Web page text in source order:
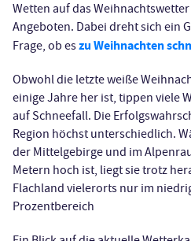
Wetten auf das
Angeboten. Dabei dreht sich ein
Frage, ob eszu Weihnachten
Obwohl die letzte weiße
einige Jahre her ist, tippen viele
auf Schneefall. Die
Region höchst unterschiedlich.
der Mittelgebirge und im
Metern hoch ist, liegt sie trotz
Flachland vielerorts nur im
Prozentbereich